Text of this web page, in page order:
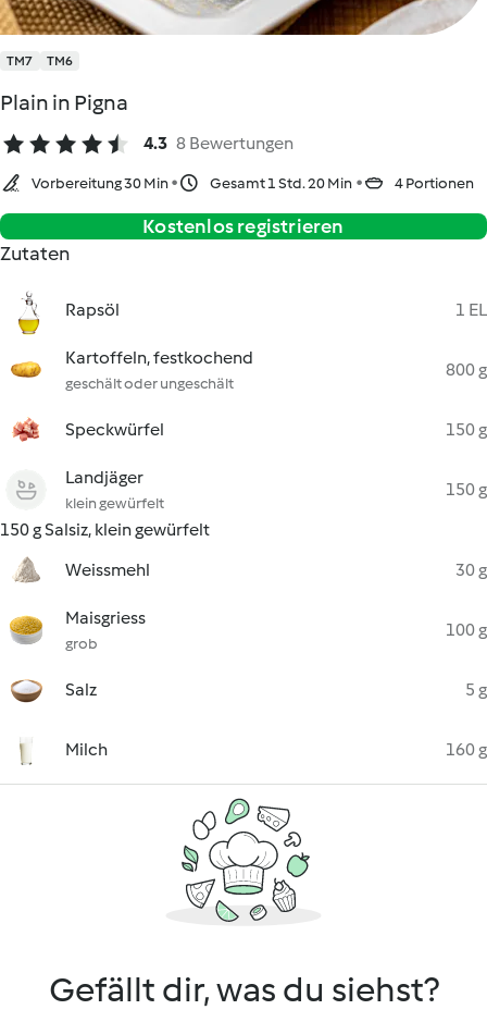
TM7 TM6
Plain in Pigna
4.3 8 Bewertungen
Vorbereitung 30 Min Gesamt 1 Std. 20 Min 4 Portionen
Kostenlos registrieren
Zutaten
Rapsöl 1 EL
Kartoffeln, festkochend
geschält oder ungeschält
800 g
Speckwürfel 150 g
Landjäger
klein gewürfelt
150 g
150 g Salsiz, klein gewürfelt
Weissmehl
30 g
Maisgriess
grob
100 g
Salz 5 g
Milch 160 g
Gefällt dir, was du siehst?